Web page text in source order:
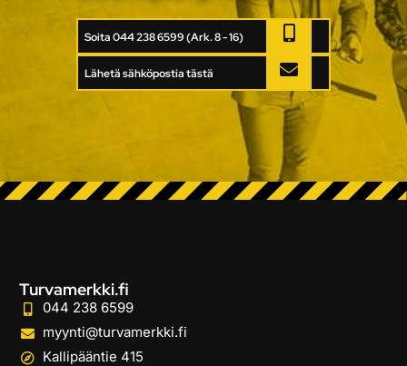
Soita 044 238 6599 (Ark. 8 - 16)
Lähetä sähköpostia tästä
Turvamerkki.fi
044 238 6599
myynti@turvamerkki.fi
Kallipääntie 415